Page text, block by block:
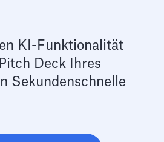
KI-Funktionalität
Deck Ihres
Sekundenschnelle